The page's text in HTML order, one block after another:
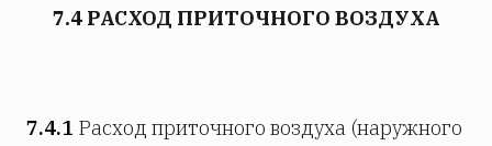
7.4 РАСХОД ПРИТОЧНОГО ВОЗДУХА
7.4.1 Расход приточного воздуха (наружного